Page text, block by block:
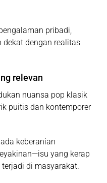
pribadi,
dekat dengan realitas
relevan
nuansa pop klasik
puitis dan kontemporer
keberanian
yang kerap
di masyarakat.